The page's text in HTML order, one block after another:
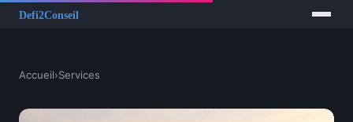
Accueil›Services